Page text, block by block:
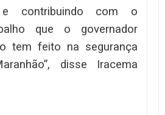
e contribuindo com o
que o governador
tem feito na segurança
disse Iracema